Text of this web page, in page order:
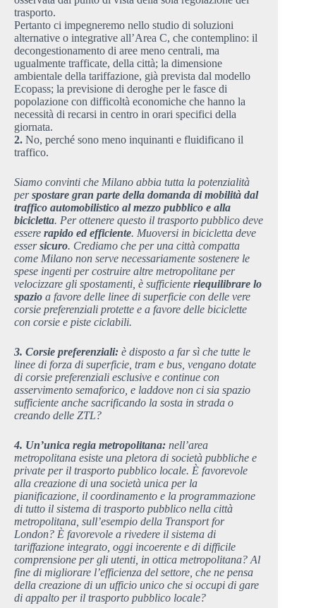
trasporto.
Pertanto ci impegneremo nello studio di soluzioni
alternative o integrative all’Area C, che contemplino: il
decongestionamento di aree meno centrali, ma
ugualmente trafficate, della città; la dimensione
ambientale della tariffazione, già prevista dal modello
Ecopass; la previsione di deroghe per le fasce di
popolazione con difficoltà economiche che hanno la
necessità di recarsi in centro in orari specifici della
giornata.
2. No, perché sono meno inquinanti e fluidificano il
traffico.
Siamo convinti che Milano abbia tutta la potenzialità
perspostare gran parte della domanda di mobilità dal
traffico automobilistico al mezzo pubblico e alla
bicicletta. Per ottenere questo il trasporto pubblico deve
essere rapido ed efficiente. Muoversi in bicicletta deve
essersicuro. Crediamo che per una città compatta
come Milano non serve necessariamente sostenere le
spese ingenti per costruire altre metropolitane per
velocizzare gli spostamenti, è sufficiente riequilibrare lo
spazio a favore delle linee di superficie con delle vere
corsie preferenziali protette e a favore delle biciclette
con corsie e piste ciclabili.
3. Corsie preferenziali: è disposto a far sì che tutte le
linee di forza di superficie, tram e bus, vengano dotate
di corsie preferenziali esclusive e continue con
asservimento semaforico, e laddove non ci sia spazio
sufficiente anche sacrificando la sosta in strada o
creando delle ZTL?
4. Un’unica regia metropolitana: nell’area
metropolitana esiste una pletora di società pubbliche e
private per il trasporto pubblico locale. È favorevole
alla creazione di una società unica per la
pianificazione, il coordinamento e la programmazione
di tutto il sistema di trasporto pubblico nella città
metropolitana, sull’esempio della Transport for
London? È favorevole a rivedere il sistema di
tariffazione integrato, oggi incoerente e di difficile
comprensione per gli utenti, in ottica metropolitana? Al
fine di migliorare l’efficienza del settore, che ne pensa
della creazione di un ufficio unico che si occupi di gare
di appalto per il trasporto pubblico locale?